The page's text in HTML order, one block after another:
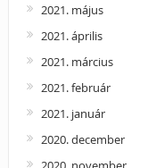
2021. május
2021. április
2021. március
2021. február
2021. január
2020. december